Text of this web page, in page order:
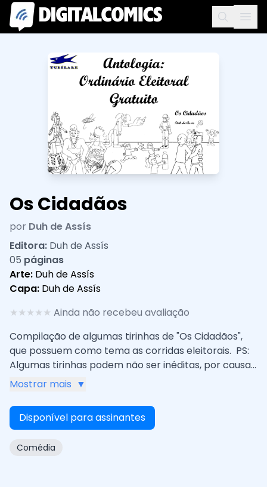
Os Cidadãos
por Duh de Assís
Editora: Duh de Assís
05 páginas
Arte: Duh de Assís
Capa: Duh de Assís
★★★★★ Ainda não recebeu avaliação
Compilação de algumas tirinhas de "Os Cidadãos",
que possuem como tema as corridas eleitorais. PS:
Algumas tirinhas podem não ser inéditas, por causa
do contexto do tema.
Mostrar mais ▼
Disponível para assinantes
Comédia